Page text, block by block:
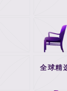
全球精